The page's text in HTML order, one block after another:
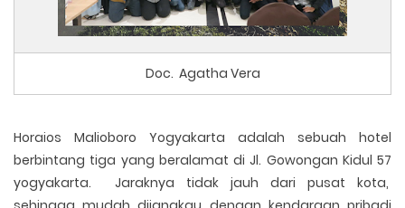
Doc. Agatha Vera
Horaios Malioboro Yogyakarta adalah sebuah hotel
berbintang tiga yang beralamat di Jl. Gowongan Kidul 57
yogyakarta. Jaraknya tidak jauh dari pusat kota,